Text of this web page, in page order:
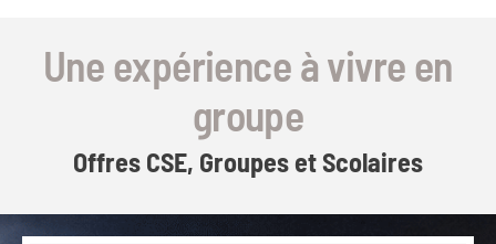
Une expérience à vivre en
groupe
Offres CSE, Groupes et Scolaires